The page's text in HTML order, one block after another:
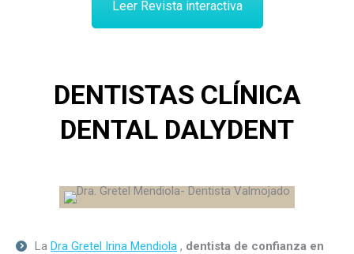
Leer Revista interactiva
DENTISTAS CLÍNICA
DENTAL DALYDENT
La Dra Gretel Irina Mendiola , dentista de confianza en